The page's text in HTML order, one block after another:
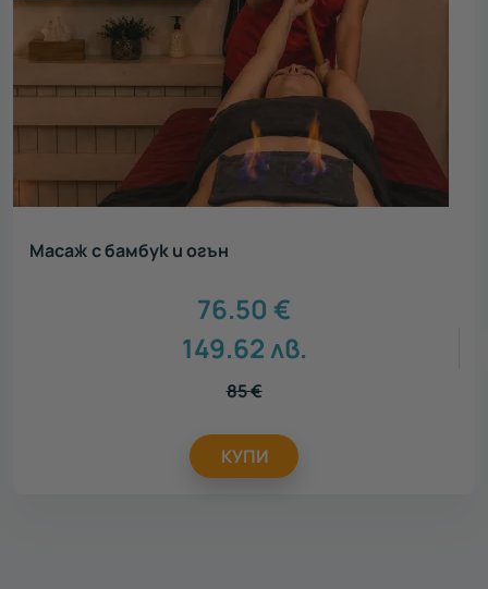
Масаж с бамбук и огън
76.50 €
149.62лв.
85€
КУПИ